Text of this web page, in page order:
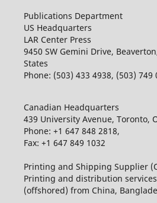
Publications Department
US Headquarters
LAR Center Press
9450 SW Gemini Drive,
States
Phone: (503) 433 4938, (503) 749
Canadian Headquarters
439 University Avenue, Toronto,
Phone: +1 647 848 2818,
Fax: +1 647 849 1032
Printing and Shipping Supplier
Printing and distribution
(offshored) from China,